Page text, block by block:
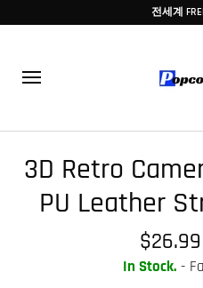
전세계
3D Retro
PU Leather
$26.99
In Stock.-